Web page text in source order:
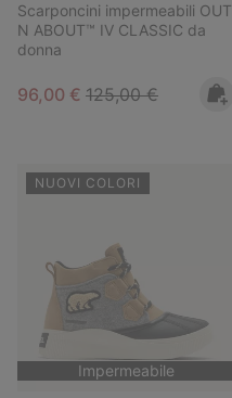
Scarponcini impermeabili OUT
N ABOUT™ IV CLASSIC da
donna
Sale price:
96,00 € Regular price:
125,00 €
NUOVI COLORI
Impermeabile